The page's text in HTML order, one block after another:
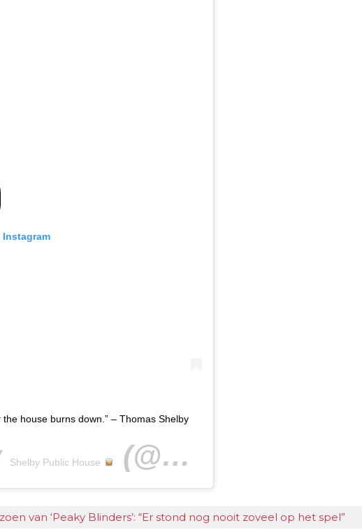
house burns down.” – Thomas Shelby
Shelby Public House (@shelby_public_house) on
van ‘Peaky Blinders’: “Er stond nog nooit zoveel op het spel”